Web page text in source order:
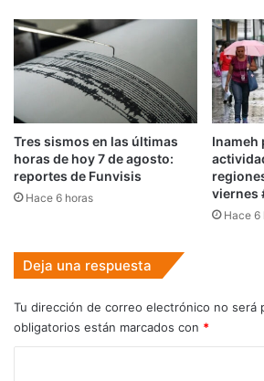
Tres sismos en las últimas
horas de hoy 7 de agosto:
reportes de Funvisis
Hace 6 horas
Inameh
viernes
Hace 6
Deja una respuesta
Tu dirección de correo electrónico no será
obligatorios están marcados con *